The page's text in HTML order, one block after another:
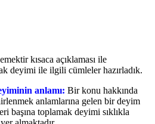
kısaca açıklaması ile
deyimi ile ilgili cümleler hazırladık.
anlamı: Bir konu hakkında
anlamlarına gelen bir deyim
başına toplamak deyimi sıklıkla